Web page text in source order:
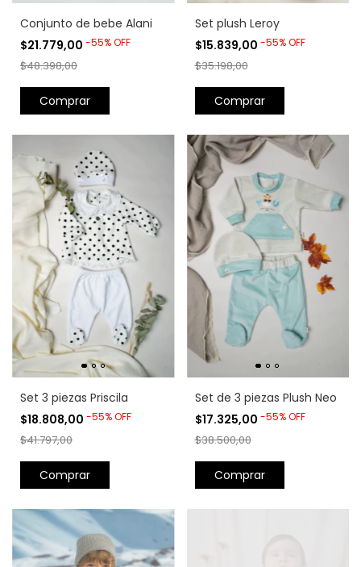
Conjunto de bebe Alani
$21.779,00 -55%OFF
$48.398,00
Comprar
Set plush Leroy
$15.839,00 -55%OFF
$35.198,00
Comprar
Set 3 piezas Priscila
$18.808,00 -55%OFF
$41.797,00
Comprar
Set de 3 piezas Plush Neo
$17.325,00 -55%OFF
$38.500,00
Comprar